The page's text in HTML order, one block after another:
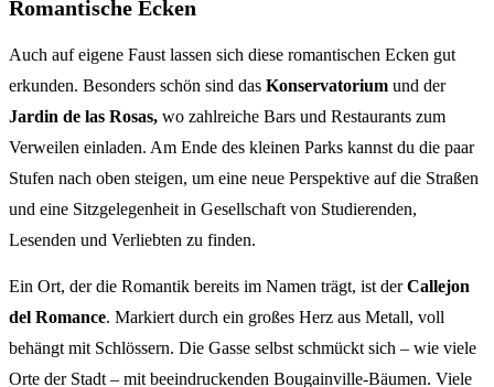
Romantische Ecken
Auch auf eigene Faust lassen sich diese romantischen Ecken gut
erkunden. Besonders schön sind das Konservatorium und der
Jardin de las Rosas, wo zahlreiche Bars und Restaurants zum
Verweilen einladen. Am Ende des kleinen Parks kannst du die paar
Stufen nach oben steigen, um eine neue Perspektive auf die Straßen
und eine Sitzgelegenheit in Gesellschaft von Studierenden,
Lesenden und Verliebten zu finden.
Ein Ort, der die Romantik bereits im Namen trägt, ist derCallejon
del Romance. Markiert durch ein großes Herz aus Metall, voll
behängt mit Schlössern. Die Gasse selbst schmückt sich – wie viele
Orte der Stadt – mit beeindruckenden Bougainville-Bäumen. Viele